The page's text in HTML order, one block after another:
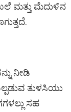
ಮತ್ತು ಮೆದುಳಿನ
ನೀಡಿ
ತುಳಸಿಯು
ಸಹ